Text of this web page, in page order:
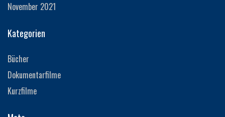
November 2021
Kategorien
Bücher
Dokumentarfilme
Kurzfilme